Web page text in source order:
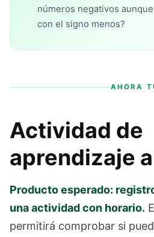
números negativos
con el signo menos?
AHORA
Actividad de
aprendizaje
Producto esperado:
una actividad con horario.
permitirá comprobar si